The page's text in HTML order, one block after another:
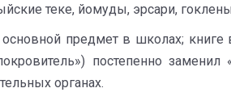
теке, йомуды, эрсари,
предмет в школах; книге
постепенно заменил
органах.